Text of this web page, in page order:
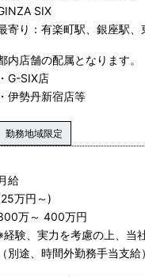
SIX
寄り：有楽町駅、銀座駅、
内店舗の配属となります。
・G-SIX店
・伊勢丹新宿店等
勤務地域限定
月給
万円～)
万～ 400万円
経験、実力を考慮の上、当
（別途、時間外勤務手当支給）